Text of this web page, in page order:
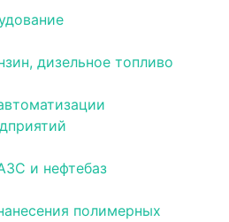
дизельное топливо
и нефтебаз
полимерных